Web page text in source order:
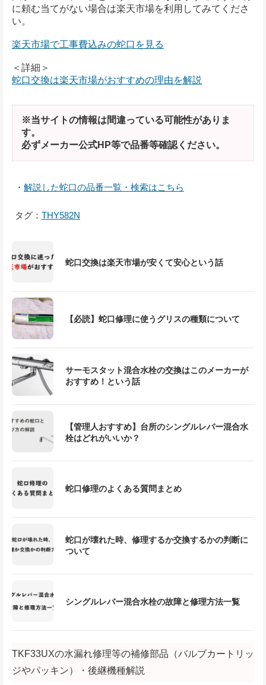
に頼む当てがない場合は楽天市場を利用してみてくださ
い。
楽天市場で工事費込みの蛇口を見る
＜詳細＞
蛇口交換は楽天市場がおすすめの理由を解説
※当サイトの情報は間違っている可能性がありま
す。
必ずメーカー公式HP等で品番等確認ください。
・ 解説した蛇口の品番一覧・検索はこちら
タグ： THY582N
蛇口交換は楽天市場が安くて安心という話
【必読】蛇口修理に使うグリスの種類について
サーモスタット混合水栓の交換はこのメーカーが
おすすめ！という話
【管理人おすすめ】台所のシングルレバー混合水
栓はどれがいいか？
蛇口修理のよくある質問まとめ
蛇口が壊れた時、修理するか交換するかの判断に
ついて
シングルレバー混合水栓の故障と修理方法一覧
TKF33UXの水漏れ修理等の補修部品（バルブカートリッ
ジやパッキン）・後継機種解説